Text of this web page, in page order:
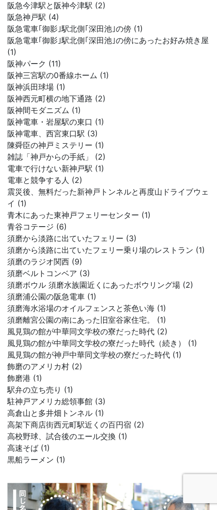
阪急今津駅と阪神今津駅 (2)
阪急神戸駅 (4)
阪急電車｢御影｣駅北側｢深田池｣の傍 (1)
阪急電車｢御影｣駅北側｢深田池｣の傍にあったお好み焼き屋
(1)
阪神パーク (11)
阪神三宮駅の0番線ホーム (1)
阪神浜田球場 (1)
阪神西元町横の地下通路 (2)
阪神間モダニズム (1)
阪神電車・岩屋駅の東口 (1)
阪神電車、西宮東口駅 (3)
陳舜臣の神戸ミステリー (1)
雑誌「神戸からの手紙」 (2)
電車で行けない新神戸駅 (1)
電車と競争する人 (2)
震災後、無料だった新神戸トンネルと再度山ドライブウェ
イ (1)
青木にあった東神戸フェリーセンター (1)
青谷コテージ (6)
須磨から淡路に出ていたフェリー (3)
須磨から淡路に出ていたフェリー乗り場のレストラン (1)
須磨のラジオ関西 (9)
須磨ベルトコンベア (3)
須磨ボウル 須磨水族園近くにあったボウリング場 (2)
須磨浦公園の阪急電車 (1)
須磨海水浴場のオイルフェンスと茶色い海 (1)
須磨離宮公園の南にあった旧室谷家住宅。 (1)
風見鶏の館が中華同文学校の寮だった時代 (2)
風見鶏の館が中華同文学校の寮だった時代（続き） (1)
風見鶏の館が神戸中華同文学校の寮だった時代 (1)
飾磨のアメリカ村 (2)
飾磨港 (1)
駅弁の立ち売り (1)
駐神戸アメリカ総領事館 (3)
高倉山と多井畑トンネル (1)
高架下商店街西元町駅近くの百円宿 (2)
高校野球、試合後のエール交換 (1)
高速そば (1)
黒船ラーメン (1)